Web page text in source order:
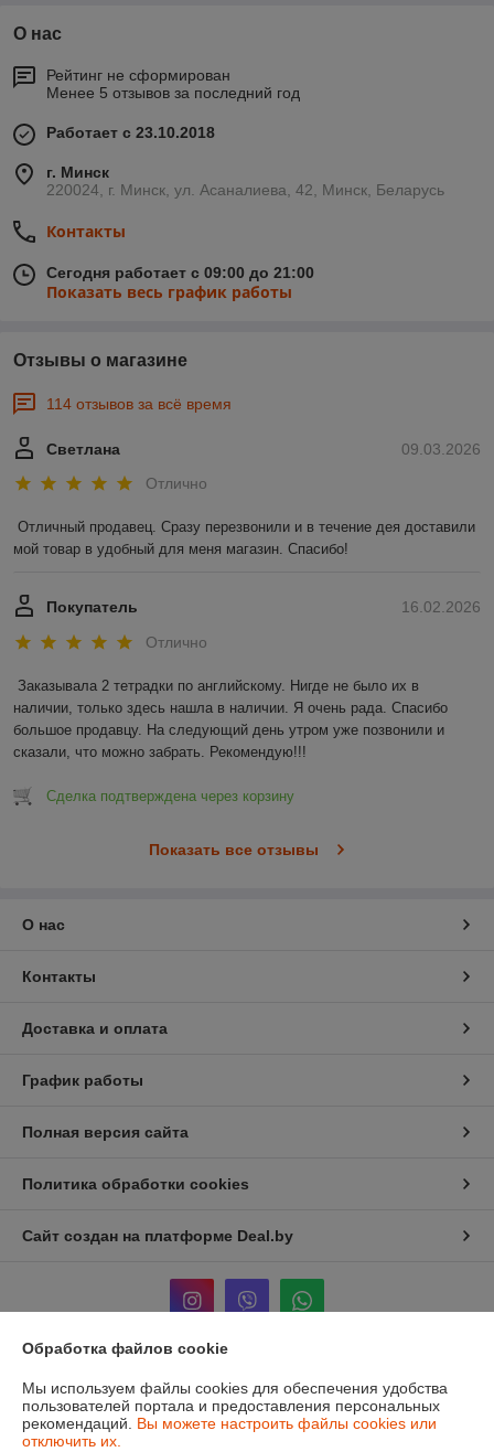
О нас
Рейтинг не сформирован
Менее 5 отзывов за последний год
Работает с 23.10.2018
г. Минск
220024, г. Минск, ул. Асаналиева, 42, Минск, Беларусь
Контакты
Сегодня работает с 09:00 до 21:00
Показать весь график работы
Отзывы о магазине
114 отзывов за всё время
09.03.2026
Светлана
Отлично
Отличный продавец. Сразу перезвонили и в течение дея доставили
мой товар в удобный для меня магазин. Спасибо!
16.02.2026
Покупатель
Отлично
Заказывала 2 тетрадки по английскому. Нигде не было их в
наличии, только здесь нашла в наличии. Я очень рада. Спасибо
большое продавцу. На следующий день утром уже позвонили и
сказали, что можно забрать. Рекомендую!!!
Сделка подтверждена через корзину
Показать все отзывы
О нас
Контакты
Доставка и оплата
График работы
Полная версия сайта
Политика обработки cookies
Сайт создан на платформе Deal.by
Информация для покупателя
Юридическое лицо: ЧТУП «Мечты Киры»
220024, г. Минск, ул. Асаналиева, д.42
Обработка файлов cookie
Мы используем файлы cookies для обеспечения удобства
пользователей портала и предоставления персональных
рекомендаций. Вы можете настроить файлы cookies или
отключить их.